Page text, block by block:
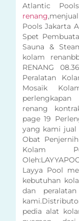
Atlantic
renang
Pools Jakarta
Spet
Sauna &
kolam
RENANG
Peralatan
Mosaik
renang
page 19
yang kami jual
Obat
Kolam
Layya Pool
kebutuhan
dan
pedia alat